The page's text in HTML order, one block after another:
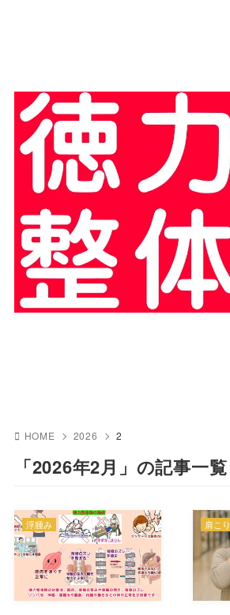
HOME 2026 2
「2026年2月」の記事一覧
浮腫み 肩こり